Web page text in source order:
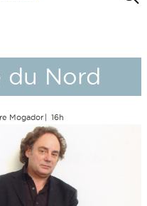
du Nord
Mogador 16h